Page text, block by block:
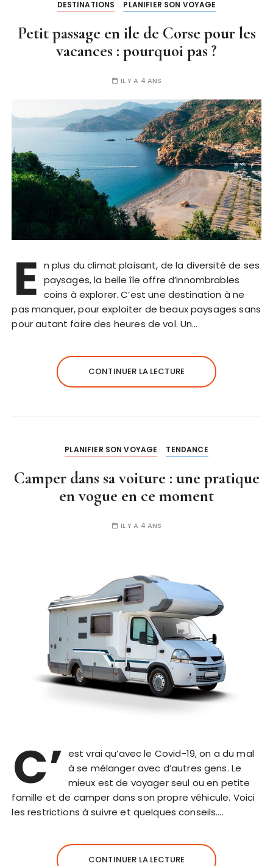
DESTINATIONS PLANIFIER SON VOYAGE
Petit passage en ile de Corse pour les
vacances : pourquoi pas ?
IL Y A 4 ANS
E n plus du climat plaisant, de la diversité de ses
paysages, la belle île offre d’innombrables
coins à explorer. C’est une destination à ne
pas manquer, pour exploiter de beaux paysages sans
pour autant faire des heures de vol. Un…
CONTINUER LA LECTURE
PLANIFIER SON VOYAGE TENDANCE
Camper dans sa voiture : une pratique
en vogue en ce moment
IL Y A 4 ANS
C’ est vrai qu’avec le Covid-19, on a du mal
à se mélanger avec d’autres gens. Le
mieux est de voyager seul ou en petite
famille et de camper dans son propre véhicule. Voici
les restrictions à suivre et quelques conseils….
CONTINUER LA LECTURE